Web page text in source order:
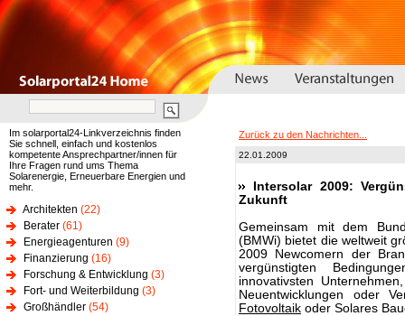
Im solarportal24-Linkverzeichnis finden
Sie schnell, einfach und kostenlos
kompetente Ansprechpartner/innen für
Ihre Fragen rund ums Thema
Solarenergie, Erneuerbare Energien und
mehr.
Architekten (22)
Berater (61)
Energieagenturen (9)
Finanzierung (16)
Forschung & Entwicklung (3)
Fort- und Weiterbildung (3)
Großhändler (54)
Zurück zu den Nachrichten...
22.01.2009
Intersolar 2009:
Zukunft
Gemeinsam mit dem
(BMWi) bietet die weltweit
2009 Newcomern der
vergünstigten
innovativsten
Neuentwicklungen oder
Fotovoltaik oder Solares